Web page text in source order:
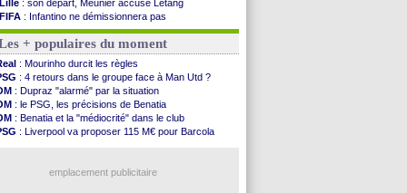
Lille : son départ, Meunier accuse Létang
FIFA : Infantino ne démissionnera pas
Barça: Flick esquive pour Ferran Torres
Liverpool: Araujo, une option d'achat à 55 M€
Lens: inquiétude pour Édouard
Man Utd: Vitek vendu à Middlesbrough (off.)
PSV : Sano recruté pour 14,5 M€ (officiel)
OM : Coventry pense à Angel Gomes
: Rafel Pol satisfait des progrès
: le Barça vainqueur puis battu
: Calhanoglu prêt à prolonger
: les résultats de la soirée
+ populaires du moment
: Mourinho durcit les règles
: 4 retours dans le groupe face à Man Utd ?
: Dupraz "alarmé" par la situation
: le PSG, les précisions de Benatia
: Benatia et la "médiocrité" dans le club
: Liverpool va proposer 115 M€ pour Barcola
emplacement publicitaire